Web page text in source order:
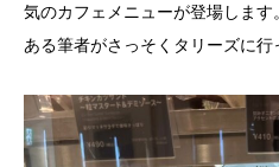
気のカフェメニューが登場しま
ある筆者がさっそくタリーズに行